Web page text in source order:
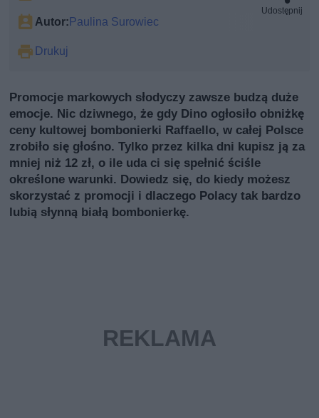
Autor:Paulina Surowiec
Drukuj
Udostępnij
Promocje markowych słodyczy zawsze budzą duże
emocje. Nic dziwnego, że gdy Dino ogłosiło obniżkę
ceny kultowej bombonierki Raffaello, w całej Polsce
zrobiło się głośno. Tylko przez kilka dni kupisz ją za
mniej niż 12 zł, o ile uda ci się spełnić ściśle
określone warunki. Dowiedz się, do kiedy możesz
skorzystać z promocji i dlaczego Polacy tak bardzo
lubią słynną białą bombonierkę.